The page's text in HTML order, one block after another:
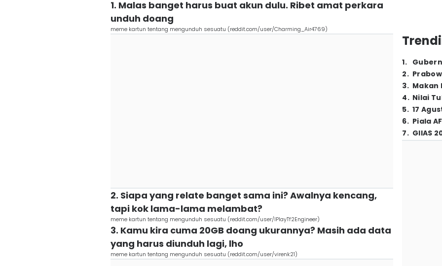
1. Malas banget harus buat akun dulu. Ribet amat perkara
unduh doang
meme kartun tentang mengunduh sesuatu (reddit.com/user/Charming_Air4769)
2. Siapa yang relate banget sama ini? Awalnya kencang,
tapi kok lama-lama melambat?
meme kartun tentang mengunduh sesuatu (reddit.com/user/IPlayTf2Engineer)
3. Kamu kira cuma 20GB doang ukurannya? Masih ada data
yang harus diunduh lagi, lho
meme kartun tentang mengunduh sesuatu (reddit.com/user/virenk21)
1.
2.
3. Makan
4. Nilai
5. 17
6. Piala
7. GIIAS